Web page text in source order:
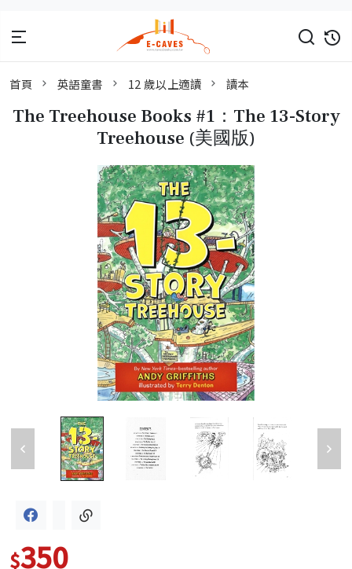
首頁 英語童書 12 歲以上適讀 讀本
The Treehouse Books #1：The 13-Story
Treehouse (美國版)
$350